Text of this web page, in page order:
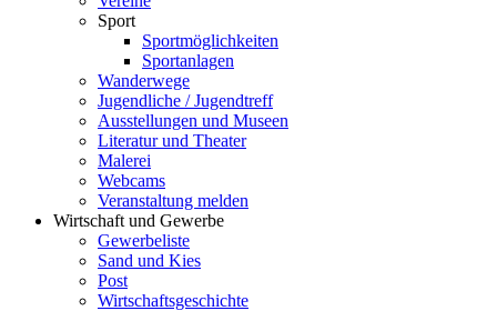
Sport
Sportmöglichkeiten
Sportanlagen
Wanderwege
Jugendliche / Jugendtreff
Ausstellungen und Museen
Literatur und Theater
Malerei
Webcams
Veranstaltung melden
Wirtschaft und Gewerbe
Gewerbeliste
Sand und Kies
Post
Wirtschaftsgeschichte